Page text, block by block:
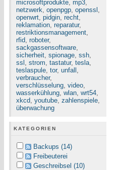
microsoftprodukte, mp3,
netzwerk, openpgp, openssl ,
openwrt, pidgin, recht,
reklamation, reparatur,
restriktionsmanagement,
rfid, roboter,
sackgassensoftware,
sicherheit, spionage, ssh,
ssl , strom, tastatur, tesla,
teslaspule, tor, unfall ,
verbraucher,
verschlüsselung, video,
wasserkühlung, wlan, wrt54,
xkcd, youtube, zahlenspiele,
überwachung
KATEGORIEN
Backups (14)
Freibeuterei
Geschreibsel (10)